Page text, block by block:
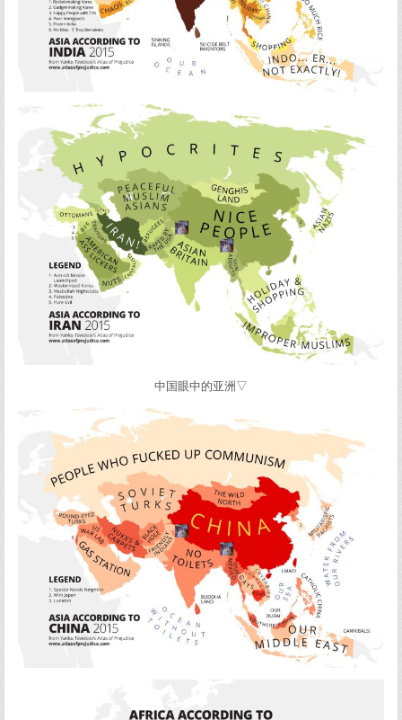
中国眼中的亚洲▽